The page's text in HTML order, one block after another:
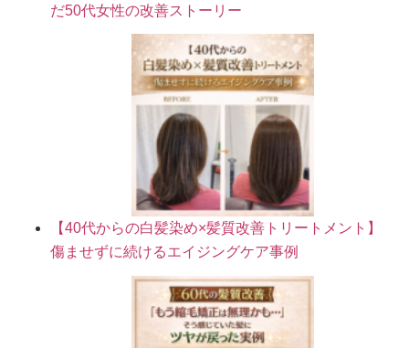
だ50代女性の改善ストーリー
【40代からの白髪染め×髪質改善トリートメント】
傷ませずに続けるエイジングケア事例